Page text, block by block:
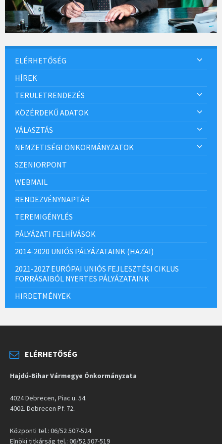
ELÉRHETŐSÉG
HÍREK
TERÜLETRENDEZÉS
KÖZÉRDEKŰ ADATOK
VÁLASZTÁS
NEMZETISÉGI ÖNKORMÁNYZATOK
SZENIORPONT
WEBMAIL
RENDEZVÉNYNAPTÁR
TEREMIGÉNYLÉS
PÁLYÁZATI FELHÍVÁSOK
2014-2020 UNIÓS PÁLYÁZATAINK (HAZAI)
2021-2027 EURÓPAI UNIÓS FEJLESZTÉSI CIKLUS
FORRÁSAIBÓL NYERTES PÁLYÁZATAINK
HIRDETMÉNYEK
ELÉRHETŐSÉG
Hajdú-Bihar Vármegye Önkormányzata
4024 Debrecen, Piac u. 54.
4002. Debrecen Pf. 72.
Központi tel.: 06/52 507-524
Elnöki titkárság tel.: 06/52 507-519